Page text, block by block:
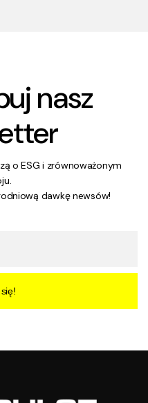
nasz
o ESG i zrównoważonym
dawkę newsów!